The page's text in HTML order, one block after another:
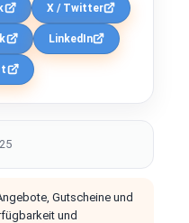
X / Twitter
LinkedIn
Gutscheine und
und